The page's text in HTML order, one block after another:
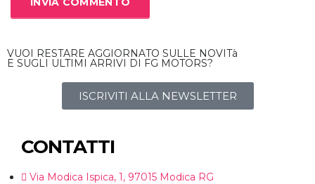
VUOI RESTARE AGGIORNATO SULLE NOVITà
E SUGLI ULTIMI ARRIVI DI FG MOTORS?
ISCRIVITI ALLA NEWSLETTER
CONTATTI
Via Modica Ispica, 1, 97015 Modica RG